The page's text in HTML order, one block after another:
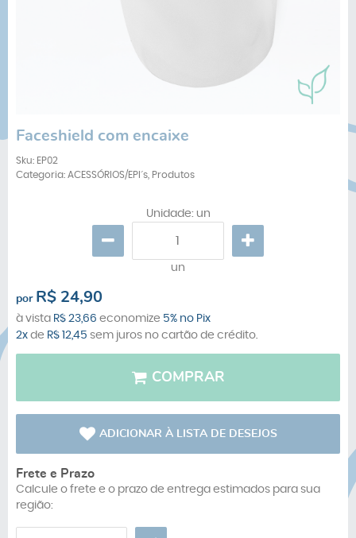
Faceshield com encaixe
Sku: EP02
Categoria: ACESSÓRIOS/EPI´s Produtos
Unidade: un
un
por R$ 24,90
à vista R$ 23,66 economize 5% no Pix
2x de R$ 12,45 sem juros no cartão de crédito.
COMPRAR
ADICIONAR À LISTA DE DESEJOS
Frete e Prazo
Calcule o frete e o prazo de entrega estimados para sua
região: